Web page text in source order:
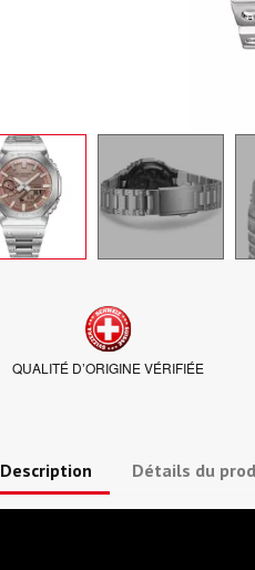
QUALITÉ D’ORIGINE VÉRIFIÉE
Description Détails du